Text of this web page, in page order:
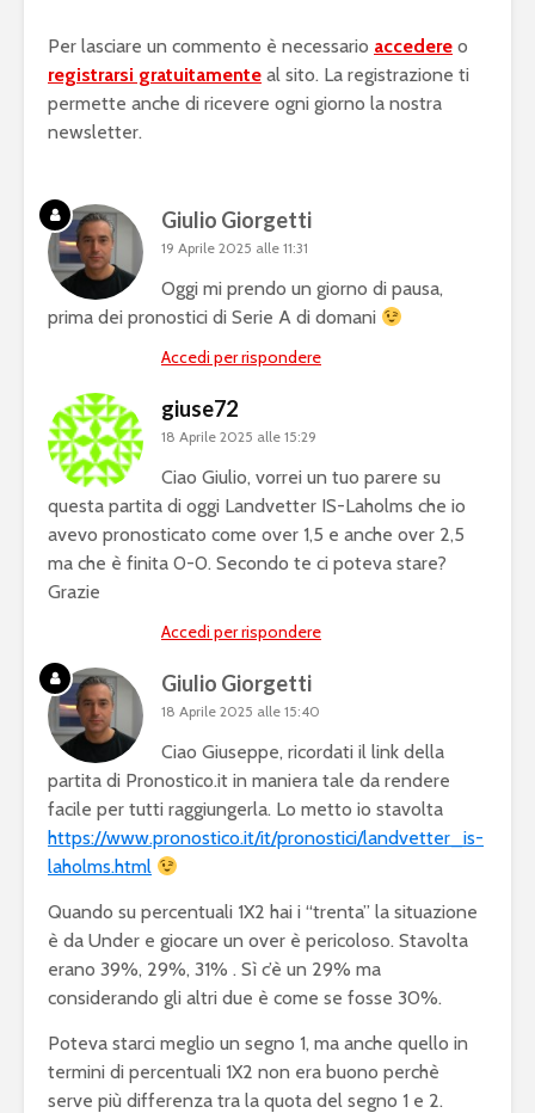
Per lasciare un commento è necessario accedere o
registrarsi gratuitamente al sito. La registrazione ti
permette anche di ricevere ogni giorno la nostra
newsletter.
Giulio Giorgetti
19 Aprile 2025 alle 11:31
Oggi mi prendo un giorno di pausa,
prima dei pronostici di Serie A di domani
Accedi per rispondere
giuse72
18 Aprile 2025 alle 15:29
Ciao Giulio, vorrei un tuo parere su
questa partita di oggi Landvetter IS-Laholms che io
avevo pronosticato come over 1,5 e anche over 2,5
ma che è finita 0-0. Secondo te ci poteva stare?
Grazie
Accedi per rispondere
Giulio Giorgetti
18 Aprile 2025 alle 15:40
Ciao Giuseppe, ricordati il link della
partita di Pronostico.it in maniera tale da rendere
facile per tutti raggiungerla. Lo metto io stavolta
https://www.pronostico.it/it/pronostici/landvetter_is-
laholms.html
Quando su percentuali 1X2 hai i “trenta” la situazione
è da Under e giocare un over è pericoloso. Stavolta
erano 39%, 29%, 31% . Sì c’è un 29% ma
considerando gli altri due è come se fosse 30%.
Poteva starci meglio un segno 1, ma anche quello in
termini di percentuali 1X2 non era buono perchè
serve più differenza tra la quota del segno 1 e 2.